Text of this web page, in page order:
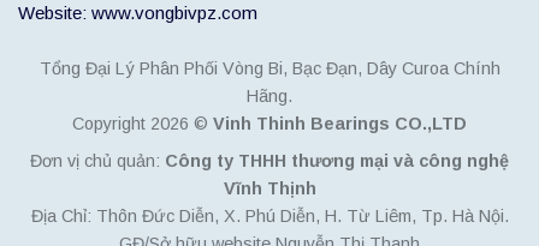
Website: www.vongbivpz.com
Tổng Đại Lý Phân Phối Vòng Bi, Bạc Đạn, Dây Curoa Chính
Hãng.
Copyright 2026 © Vinh Thinh Bearings CO.,LTD
Đơn vị chủ quản: Công ty THHH thương mại và công nghệ
Vĩnh Thịnh
Địa Chỉ: Thôn Đức Diễn, X. Phú Diễn, H. Từ Liêm, Tp. Hà Nội.